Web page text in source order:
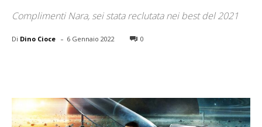
Complimenti Nara, sei stata reclutata nei best del 2021
Di Dino Cioce - 6 Gennaio 2022 0